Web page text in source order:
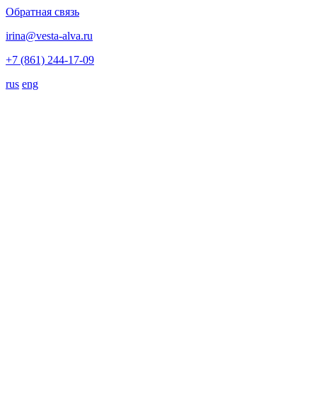
Обратная связь
irina@vesta-alva.ru
+7 (861) 244-17-09
rus eng